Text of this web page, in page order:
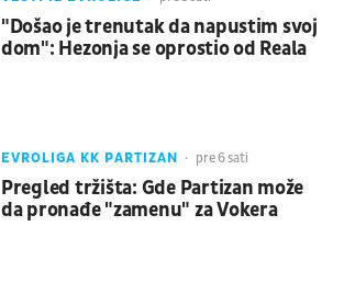
"Došao je trenutak da napustim svoj
dom": Hezonja se oprostio od Reala
EVROLIGA KK PARTIZAN pre 6 sati
Pregled tržišta: Gde Partizan može
da pronađe "zamenu" za Vokera